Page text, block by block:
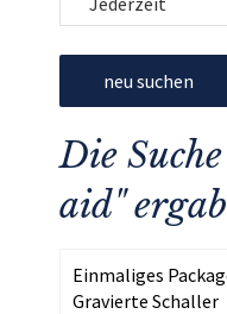
neu suchen
Die
aid"
Einmaliges
Gravierte Schaller